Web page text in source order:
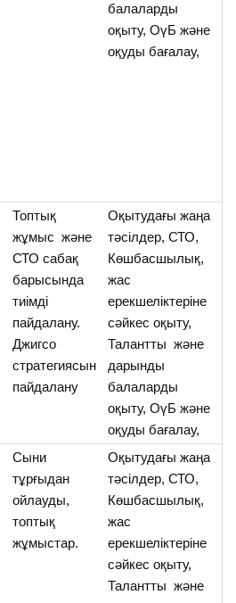
балаларды
оқыту, ОүБ және
оқуды бағалау,
Топтық
жұмыс және
СТО сабақ
барысында
тиімді
пайдалану.
Джигсо
стратегиясын
пайдалану
Оқытудағы жаңа
тәсілдер, СТО,
Көшбасшылық,
жас
ерекшеліктеріне
сәйкес оқыту,
Талантты және
дарынды
балаларды
оқыту, ОүБ және
оқуды бағалау,
Сыни
тұрғыдан
ойлауды,
топтық
жұмыстар.
Оқытудағы жаңа
тәсілдер, СТО,
Көшбасшылық,
жас
ерекшеліктеріне
сәйкес оқыту,
Талантты және